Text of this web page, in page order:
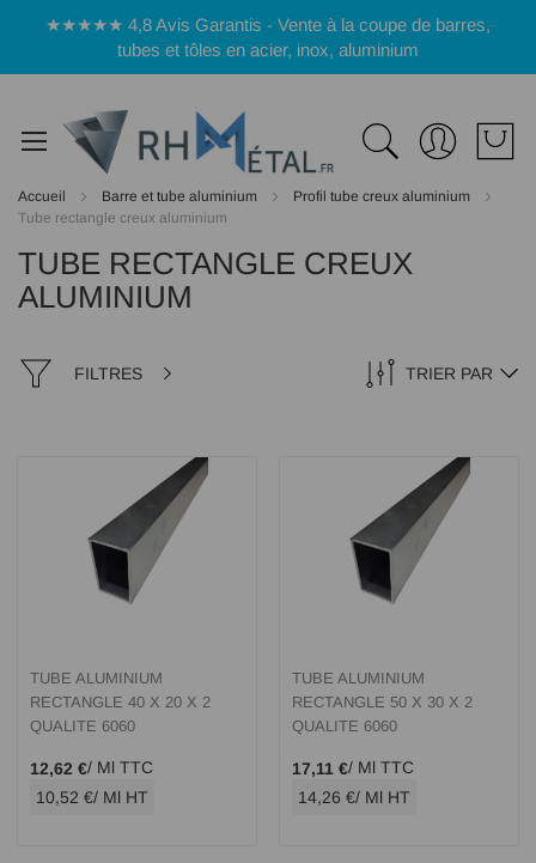
★★★★★ 4,8 Avis Garantis - Vente à la coupe de barres,
tubes et tôles en acier, inox, aluminium
Accueil Barre et tube aluminium
Profil tube creux aluminium
Tube rectangle creux aluminium
TUBE RECTANGLE CREUX
ALUMINIUM
FILTRES TRIER PAR
TUBE ALUMINIUM
RECTANGLE 40 X 20 X 2
QUALITE 6060
12,62 €/ Ml TTC
10,52 €/ Ml HT
TUBE ALUMINIUM
RECTANGLE 50 X 30 X 2
QUALITE 6060
17,11 €/ Ml TTC
14,26 €/ Ml HT